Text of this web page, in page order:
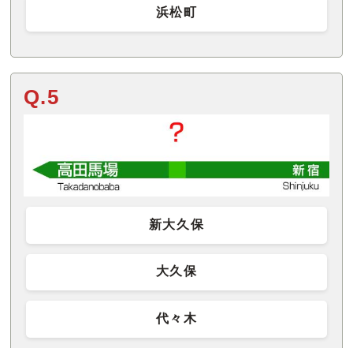
浜松町
Q.5
新大久保
大久保
代々木